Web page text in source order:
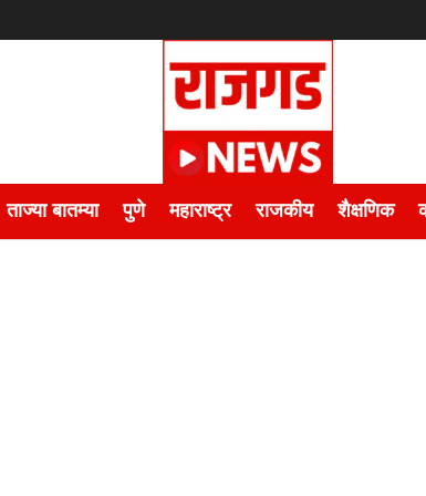
ताज्या बातम्या पुणे महाराष्ट्र राजकीय शैक्षणिक